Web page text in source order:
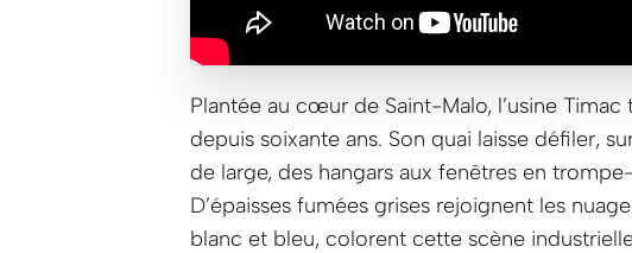
Plantée au cœur de Saint-Malo, l’usine
depuis soixante ans. Son quai laisse défiler,
de large, des hangars aux fenêtres en
D’épaisses fumées grises rejoignent les
blanc et bleu, colorent cette scène